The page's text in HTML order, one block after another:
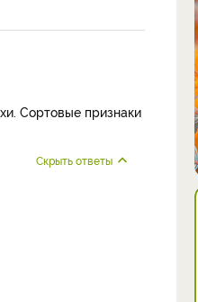
Сортовые признаки
Скрыть ответы